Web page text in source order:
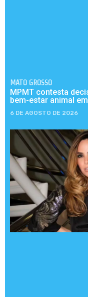
MATO GROSSO
MPMT contesta
bem-estar animal
6 DE AGOSTO DE 2026